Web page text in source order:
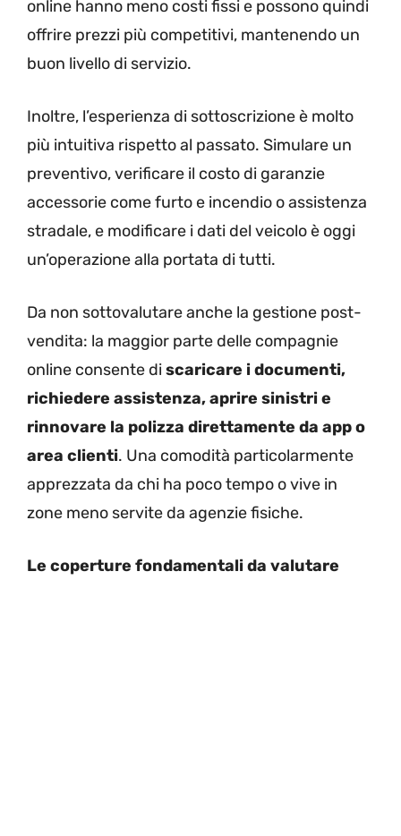
online hanno meno costi fissi e possono quindi
offrire prezzi più competitivi, mantenendo un
buon livello di servizio.
Inoltre, l’esperienza di sottoscrizione è molto
più intuitiva rispetto al passato. Simulare un
preventivo, verificare il costo di garanzie
accessorie come furto e incendio o assistenza
stradale, e modificare i dati del veicolo è oggi
un’operazione alla portata di tutti.
Da non sottovalutare anche la gestione post-
vendita: la maggior parte delle compagnie
online consente discaricare i documenti,
richiedere assistenza, aprire sinistri e
rinnovare la polizza direttamente da app o
area clienti. Una comodità particolarmente
apprezzata da chi ha poco tempo o vive in
zone meno servite da agenzie fisiche.
Le coperture fondamentali da valutare